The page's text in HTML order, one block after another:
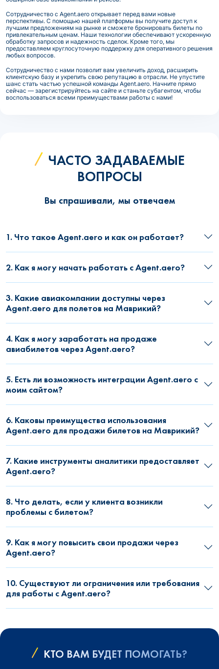
Сотрудничество с Agent.aero открывает перед вами новые
перспективы. С помощью нашей платформы вы получите доступ к
лучшим предложениям на рынке и сможете бронировать билеты по
привлекательным ценам. Наши технологии обеспечивают ускоренную
обработку запросов и надежность сделок. Кроме того, мы
предоставляем круглосуточную поддержку для оперативного решения
любых вопросов.
Сотрудничество с нами позволит вам увеличить доход, расширить
клиентскую базу и укрепить свою репутацию в отрасли. Не упустите
шанс стать частью успешной команды Agent.aero. Начните прямо
сейчас — зарегистрируйтесь на сайте и станьте субагентом, чтобы
воспользоваться всеми преимуществами работы с нами!
ЧАСТО ЗАДАВАЕМЫЕ
ВОПРОСЫ
Вы спрашивали, мы отвечаем
1. Что такое Agent.aero и как он работает?
2. Как я могу начать работать с Agent.aero?
3. Какие авиакомпании доступны через
Agent.aero для полетов на Маврикий?
4. Как я могу заработать на продаже
авиабилетов через Agent.aero?
5. Есть ли возможность интеграции Agent.aero с
моим сайтом?
6. Каковы преимущества использования
Agent.aero для продажи билетов на Маврикий?
7. Какие инструменты аналитики предоставляет
Agent.aero?
8. Что делать, если у клиента возникли
проблемы с билетом?
9. Как я могу повысить свои продажи через
Agent.aero?
10. Существуют ли ограничения или требования
для работы с Agent.aero?
КТО ВАМ БУДЕТ ПОМОГАТЬ?